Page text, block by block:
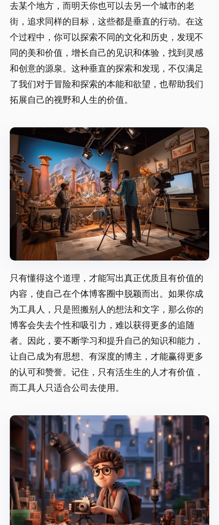
去某个地方，而明天你也可以去另一个城市的老
街，追求同样的目标，这些都是垂直的行动。在这
个过程中，你可以探索不同的文化和历史，发现不
同的美和价值，增长自己的见识和体验，找到灵感
和创意的源泉。这种垂直的探索和发现，不仅满足
了我们对于冒险和探索的本能和欲望，也帮助我们
拓展自己的视野和人生的价值。
只有懂得这个道理，才能写出真正优质且有价值的
内容，使自己在个体博客圈中脱颖而出。如果你成
为工具人，只是照搬别人的想法和文字，那么你的
博客会失去个性和吸引力，难以获得更多的追随
者。因此，要不断学习和提升自己的知识和能力，
让自己成为有思想、有深度的博主，才能赢得更多
的认可和赞誉。记住，只有活生生的人才有价值，
而工具人只适合公司去使用。